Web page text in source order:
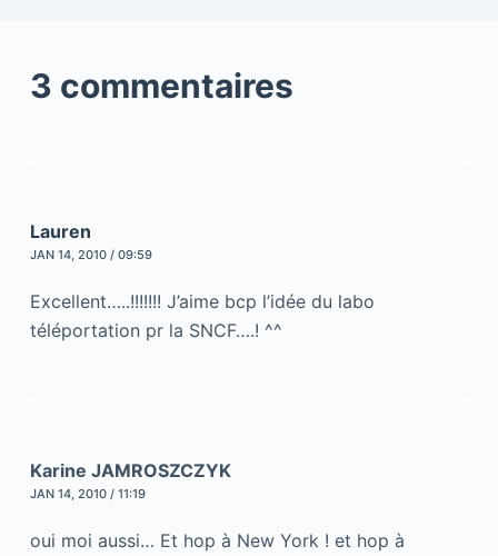
3 commentaires
Lauren
JAN 14, 2010 / 09:59
Excellent…..!!!!!!! J’aime bcp l’idée du labo
téléportation pr la SNCF….! ^^
Karine JAMROSZCZYK
JAN 14, 2010 / 11:19
oui moi aussi… Et hop à New York ! et hop à